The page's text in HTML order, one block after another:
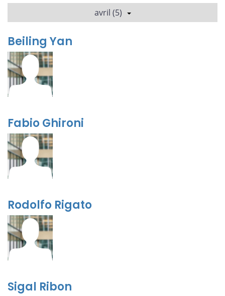
avril (5)
Beiling Yan
Fabio Ghironi
Rodolfo Rigato
Sigal Ribon